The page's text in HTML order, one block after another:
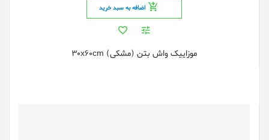
اضافه به سبد خرید
موزاییک واش بتن (مشکی) 30x60cm